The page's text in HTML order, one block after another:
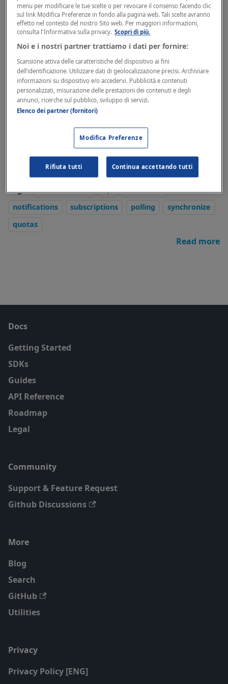
Mauro Valota
Emanuele Saccomandi
API Developer @ Fatture in Cloud
The Fatture in Cloud API Team is proud to announce
that the Webhooks are finally released! 🎉
Tags: fattureincloud api
webhooks
notifications
subscriptions polling
synchronize
quotas
Read more
Docs
Getting Started
SDKs
Guides
API Reference
Roadmap
Legal
Community
Support & Feature Request
Github Discussions
More
Blog
Search
GitHub
Utilities
Privacy
Privacy Policy [ENG]
menu per modificare le tue scelte o per revocare il consenso facendo clic
sul link Modifica Preferenze in fondo alla pagina web. Tali scelte avranno
effetto nel contesto del nostro Sito web. Per maggiori informazioni,
consulta l'Informativa sulla privacy. Scopri di più.
Noi e i nostri partner trattiamo i dati per fornire:
Scansione attiva delle caratteristiche del dispositivo ai fini
dell’identificazione. Utilizzare dati di geolocalizzazione precisi. Archiviare
informazioni su dispositivo e/o accedervi. Pubblicità e contenuti
personalizzati, misurazione delle prestazioni dei contenuti e degli
annunci, ricerche sul pubblico, sviluppo di servizi.
Elenco dei partner (fornitori)
Modifica Preferenze
Rifiuta tutti Continua accettando tutti